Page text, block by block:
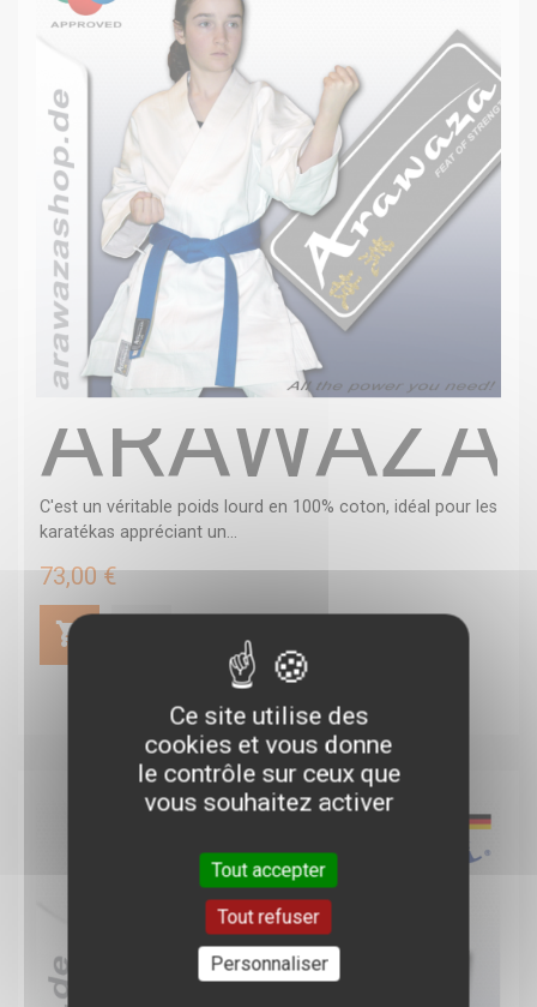
ARAWAZA
C'est un véritable poids lourd en 100% coton, idéal pour les
karatékas appréciant un...
73,00 €
Ce site utilise des
cookies et vous donne
le contrôle sur ceux que
vous souhaitez activer
Tout accepter
Tout refuser
Personnaliser